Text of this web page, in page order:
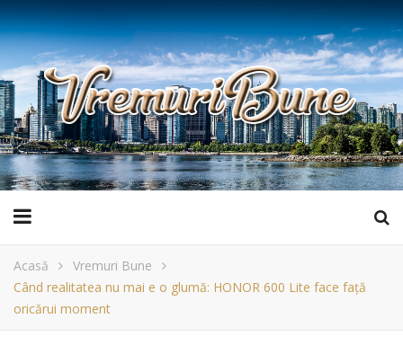
Acasă
Vremuri Bune
Când realitatea nu mai e o glumă: HONOR 600 Lite face față
oricărui moment